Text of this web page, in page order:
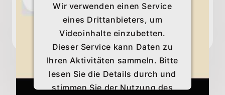
Wir verwenden einen Service
eines Drittanbieters, um
Videoinhalte einzubetten.
Dieser Service kann Daten zu
Ihren Aktivitäten sammeln. Bitte
lesen Sie die Details durch und
stimmen Sie der Nutzung des